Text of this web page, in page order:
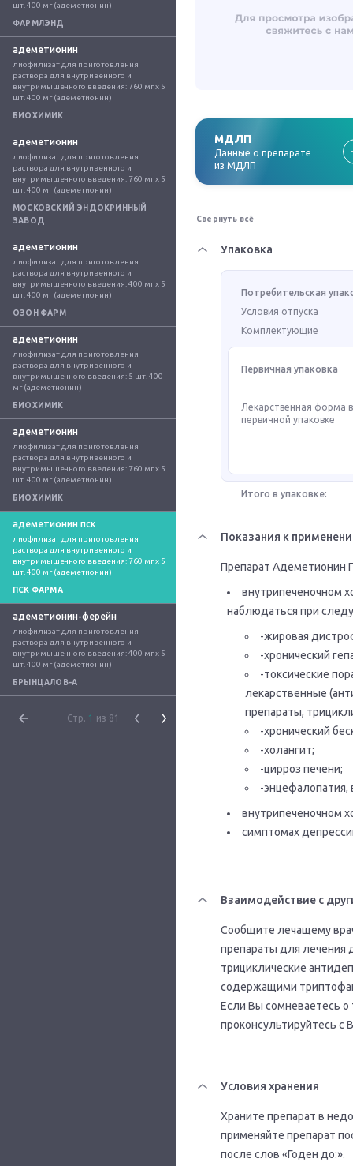
шт. 400 мг (адеметионин)
ФАРМЛЭНД
адеметионин
лиофилизат для приготовления
раствора для внутривенного и
внутримышечного введения: 760 мг x 5
шт. 400 мг (адеметионин)
БИОХИМИК
адеметионин
лиофилизат для приготовления
раствора для внутривенного и
внутримышечного введения: 760 мг x 5
шт. 400 мг (адеметионин)
МОСКОВСКИЙ ЭНДОКРИННЫЙ
ЗАВОД
адеметионин
лиофилизат для приготовления
раствора для внутривенного и
внутримышечного введения: 400 мг x 5
шт. 400 мг (адеметионин)
ОЗОН ФАРМ
адеметионин
лиофилизат для приготовления
раствора для внутривенного и
внутримышечного введения: 5 шт. 400
мг (адеметионин)
БИОХИМИК
адеметионин
лиофилизат для приготовления
раствора для внутривенного и
внутримышечного введения: 760 мг x 5
шт. 400 мг (адеметионин)
БИОХИМИК
адеметионин пск
лиофилизат для приготовления
раствора для внутривенного и
внутримышечного введения: 760 мг x 5
шт. 400 мг (адеметионин)
ПСК ФАРМА
адеметионин-ферейн
лиофилизат для приготовления
раствора для внутривенного и
внутримышечного введения: 400 мг x 5
шт. 400 мг (адеметионин)
БРЫНЦАЛОВ-А
Стр. 1 из 81
МДЛП
Данные о препарате
из МДЛП
Свернуть всё
Упаковка
Потребительская
Условия отпуска
Комплектующие
Первичная упаковка
Лекарственная форма
первичной упаковке
Итого в упаковке:
Показания к
Препарат Адеметионин
внутрипеченочном
наблюдаться при
-жировая
-хронический
-токсические
лекарственные
препараты,
-хронический
-холангит;
-цирроз печени;
-энцефалопатия,
внутрипеченочном
симптомах
Взаимодействие с
Сообщите лечащему
препараты для лечения
трициклические
содержащими
Если Вы сомневаетесь
проконсультируйтесь с
Условия хранения
Храните препарат в
применяйте препарат
после слов «Годен до:».